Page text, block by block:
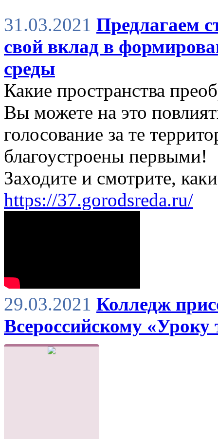
31.03.2021 Предлагаем
свой вклад в
среды
Какие пространства
Вы можете на это
голосование за те
благоустроены первыми!
Заходите и смотрите,
https://37.gorodsreda.ru/
29.03.2021 Колледж
Всероссийскому «Уроку